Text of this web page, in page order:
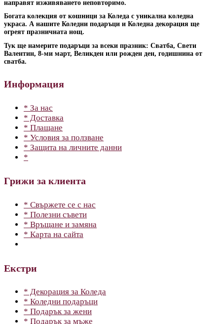
направят изживяването неповторимо.
Богата колекция от кошници за Коледа с уникална коледна
украса. А нашите Коледни подаръци и Коледна декорация ще
огреят празничната нощ.
Тук ще намерите подаръци за всеки празник: Сватба, Свети
Валентин, 8-ми март, Великден или рожден ден, годишнина от
сватба.
Информация
* За нас
* Доставка
* Плащане
* Условия за ползване
* Защита на личните данни
*
Грижи за клиента
* Свържете се с нас
* Полезни съвети
* Връщане и замяна
* Карта на сайта
Екстри
* Декорация за Коледа
* Коледни подаръци
* Подарък за жени
* Подарък за мъже